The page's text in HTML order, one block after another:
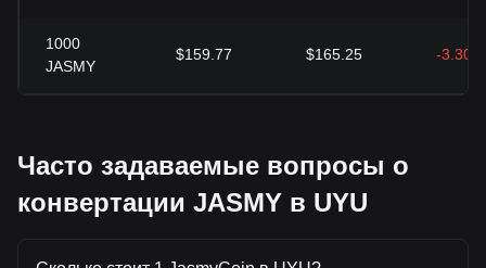
1000
JASMY
$159.77 $165.25 -3.30%
Часто задаваемые вопросы о
конвертации JASMY в UYU